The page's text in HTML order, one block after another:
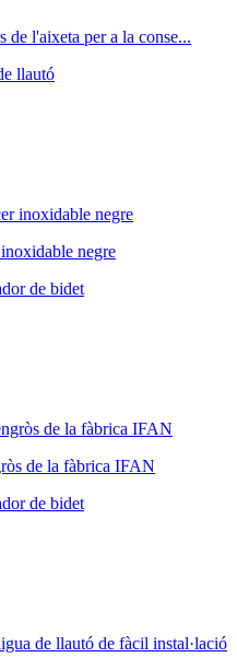
de l'aixeta per a la conse...
llautó
negre
de bidet
de la fàbrica IFAN
de bidet